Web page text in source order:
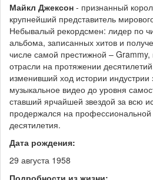
Майкл Джексон - признанный
крупнейший представитель
Небывалый рекордсмен: лидер по
альбома, записанных хитов и
числе самой престижной –
отрасли на протяжении
изменивший ход истории индустрии
музыкальное видео до уровня
ставший ярчайшей звездой за всю
продержался на
десятилетия.
Дата рождения:
29 августа 1958
Подробности из жизни: